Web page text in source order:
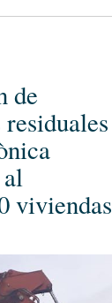
de
viviendas